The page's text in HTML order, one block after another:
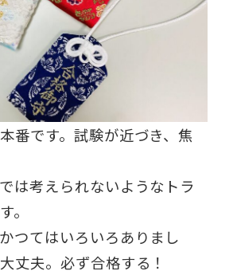
番です。試験が近づき、焦
は考えられないようなトラ
。
つてはいろいろありまし
丈夫。必ず合格する！